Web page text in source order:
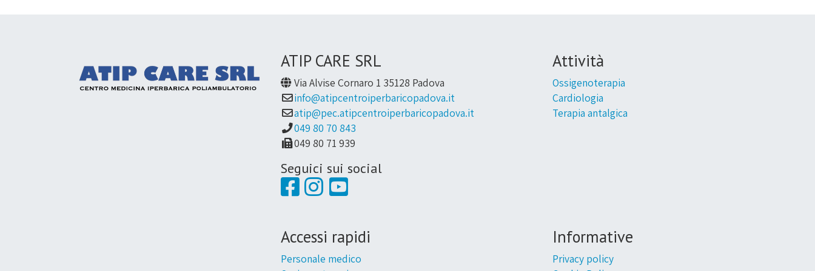
ATIP CARE SRL
Via Alvise Cornaro 1 35128 Padova
info@atipcentroiperbaricopadova.it
atip@pec.atipcentroiperbaricopadova.it
049 80 70 843
049 80 71 939
Seguici sui social
Attività
Ossigenoterapia
Cardiologia
Terapia antalgica
Accessi rapidi
Personale medico
Informative
Privacy policy